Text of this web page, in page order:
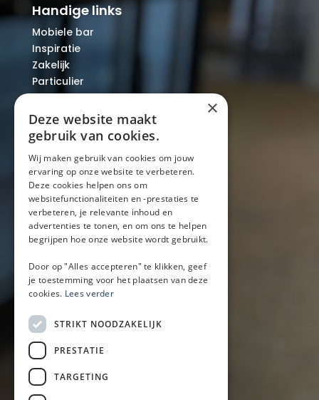
Handige links
Mobiele bar
Inspiratie
Zakelijk
Particulier
Over ons
Blog
Locaties
Mobiele bar
Mobiele bar huren
Bier/wijn/fris bar
Champagnebar
Wijnbar
Aperol spritz bar
Arrangementen
Lunch
Borrel met hapjes
BBQ
Buffet
×
Deze website maakt
gebruik van cookies.
Wij maken gebruik van cookies om jouw
ervaring op onze website te verbeteren.
Deze cookies helpen ons om
websitefunctionaliteiten en -prestaties te
verbeteren, je relevante inhoud en
advertenties te tonen, en om ons te helpen
begrijpen hoe onze website wordt gebruikt.
Door op "Alles accepteren" te klikken, geef
je toestemming voor het plaatsen van deze
cookies. Lees verder
STRIKT NOODZAKELIJK
PRESTATIE
TARGETING